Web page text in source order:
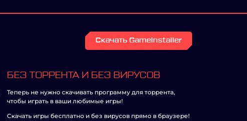
Скачать GameInstaller
БЕЗ ТОРРЕНТА И БЕЗ ВИРУСОВ
Теперь не нужно скачивать программу для торрента,
чтобы играть в ваши любимые игры!
Скачать игры бесплатно и без вирусов прямо в браузере!